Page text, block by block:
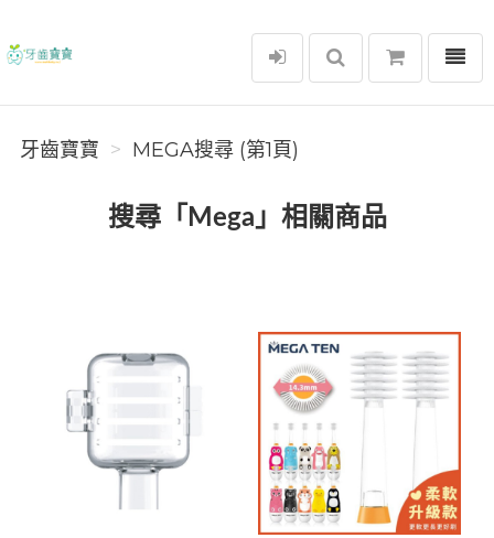
牙齒寶寶
選單
牙齒寶寶 MEGA搜尋 (第1頁)
搜尋「Mega」相關商品